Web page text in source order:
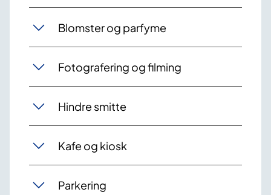
Blomster og parfyme
Fotografering og filming
Hindre smitte
Kafe og kiosk
Parkering